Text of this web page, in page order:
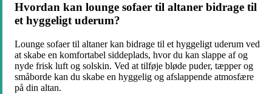
Hvordan kan lounge sofaer til altaner bidrage til
et hyggeligt uderum?
Lounge sofaer til altaner kan bidrage til et hyggeligt uderum ved
at skabe en komfortabel siddeplads, hvor du kan slappe af og
nyde frisk luft og solskin. Ved at tilføje bløde puder, tæpper og
småborde kan du skabe en hyggelig og afslappende atmosfære
på din altan.